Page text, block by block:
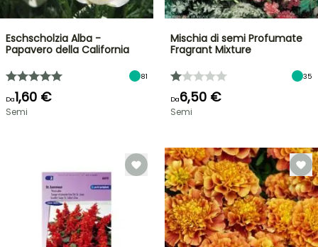
Eschscholzia Alba -
Papavero della California
81
Da1,60 €
Semi
Mischia di semi Profumate
Fragrant Mixture
35
Da6,50 €
Semi